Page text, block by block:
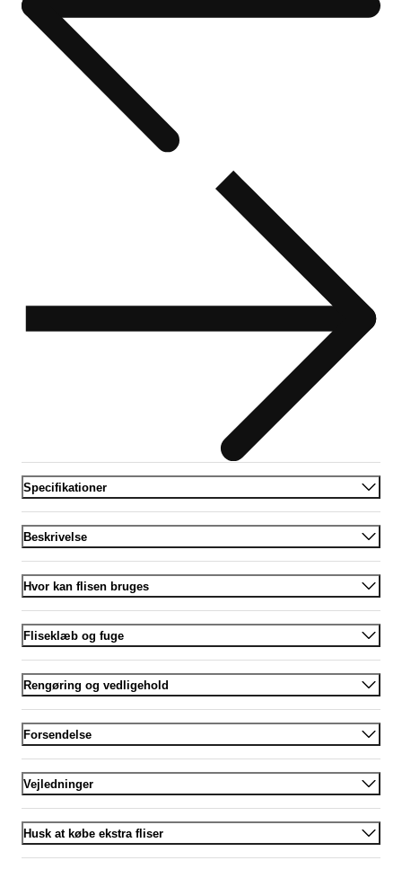
Specifikationer
Beskrivelse
Hvor kan flisen bruges
Fliseklæb og fuge
Rengøring og vedligehold
Forsendelse
Vejledninger
Husk at købe ekstra fliser